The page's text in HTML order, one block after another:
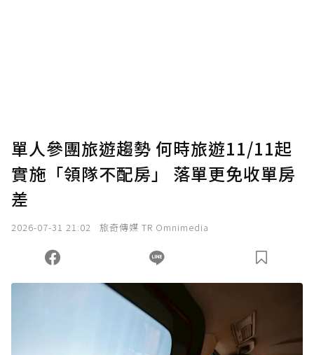
確認送出
您當前剩餘 U 利點數：0點；前往 購買點數
單人參團旅遊趨勢 何時旅遊11/11起
實施「領隊不配房」 落單更免收單房
差
2026-07-31 21:02 旅奇傳媒 TR Omnimedia